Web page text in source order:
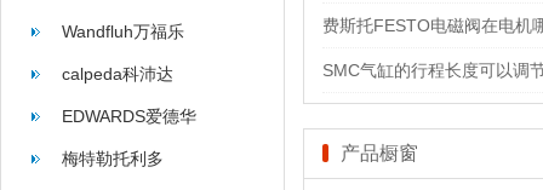
Wandfluh万福乐
calpeda科沛达
EDWARDS爱德华
梅特勒托利多
费斯托FESTO电磁阀在电机
SMC气缸的行程长度可以调
产品橱窗